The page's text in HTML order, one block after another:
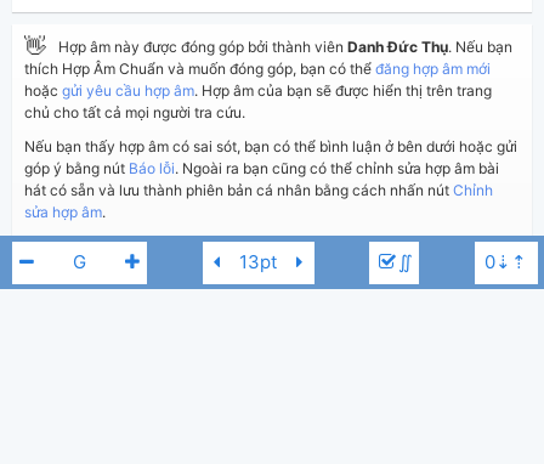
∬
👋 Hợp âm này được đóng góp bởi thành viên Danh Đức Thụ. Nếu bạn
thích Hợp Âm Chuẩn và muốn đóng góp, bạn có thể đăng hợp âm mới
hoặc gửi yêu cầu hợp âm. Hợp âm của bạn sẽ được hiển thị trên trang
chủ cho tất cả mọi người tra cứu.
Nếu bạn thấy hợp âm có sai sót, bạn có thể bình luận ở bên dưới hoặc gửi
góp ý bằng nút Báo lỗi. Ngoài ra bạn cũng có thể chỉnh sửa hợp âm bài
hát có sẵn và lưu thành phiên bản cá nhân bằng cách nhấn nút Chỉnh
sửa hợp âm.
Thêm vào Chia sẻ In ra giấy Quản lý